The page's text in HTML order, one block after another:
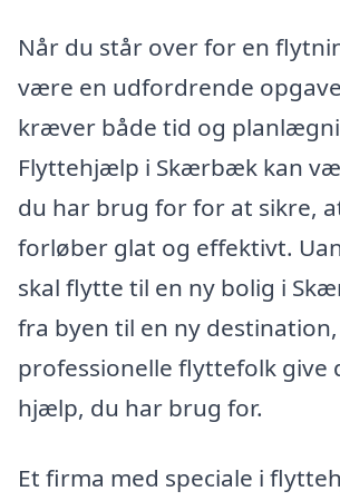
Når du står over for en
være en udfordrende
kræver både tid og
Flyttehjælp i Skærbæk kan
du har brug for for at sikre,
forløber glat og effektivt.
skal flytte til en ny bolig i
fra byen til en ny
professionelle flyttefolk give
hjælp, du har brug for.
Et firma med speciale i